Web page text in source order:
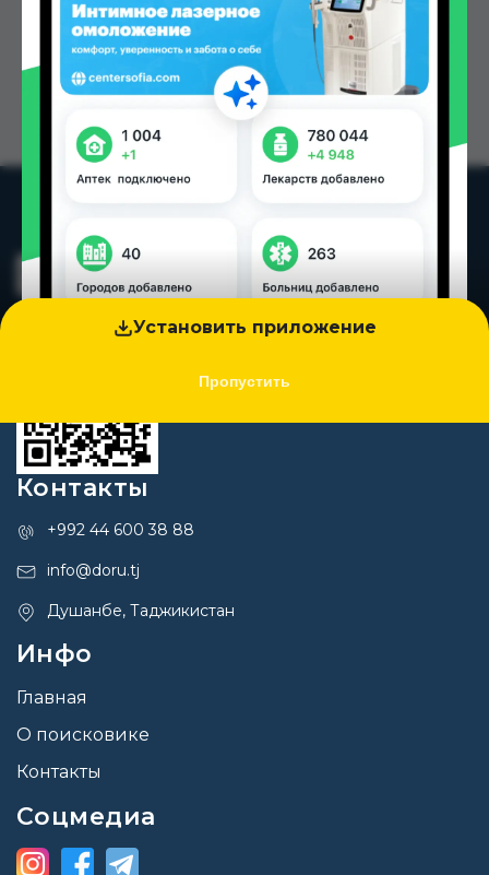
Установить приложение
Пропустить
Контакты
+992 44 600 38 88
info@doru.tj
Душанбе, Таджикистан
Инфо
Главная
О поисковике
Контакты
Соцмедиа